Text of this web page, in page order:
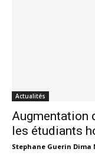
Actualités
Augmentation
les étudiants
Stephane Guerin Dima